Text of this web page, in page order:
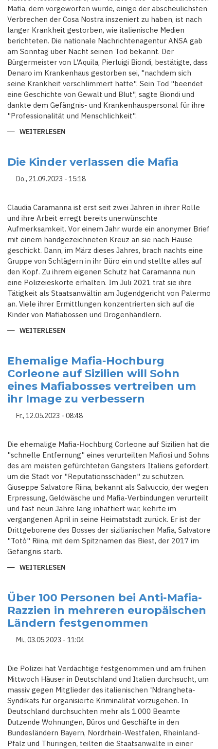
Mafia, dem vorgeworfen wurde, einige der abscheulichsten
Verbrechen der Cosa Nostra inszeniert zu haben, ist nach
langer Krankheit gestorben, wie italienische Medien
berichteten. Die nationale Nachrichtenagentur ANSA gab
am Sonntag über Nacht seinen Tod bekannt. Der
Bürgermeister von L'Aquila, Pierluigi Biondi, bestätigte, dass
Denaro im Krankenhaus gestorben sei, "nachdem sich
seine Krankheit verschlimmert hatte". Sein Tod "beendet
eine Geschichte von Gewalt und Blut", sagte Biondi und
dankte dem Gefängnis- und Krankenhauspersonal für ihre
"Professionalität und Menschlichkeit".
WEITERLESEN
SIZILIANISCHEN
MAFIA
LANGER
Die Kinder verlassen die Mafia
Do., 21.09.2023 - 15:18
Claudia Caramanna ist erst seit zwei Jahren in ihrer Rolle
und ihre Arbeit erregt bereits unerwünschte
Aufmerksamkeit. Vor einem Jahr wurde ein anonymer Brief
mit einem handgezeichneten Kreuz an sie nach Hause
geschickt. Dann, im März dieses Jahres, brach nachts eine
Gruppe von Schlägern in ihr Büro ein und stellte alles auf
den Kopf. Zu ihrem eigenen Schutz hat Caramanna nun
eine Polizeieskorte erhalten. Im Juli 2021 trat sie ihre
Tätigkeit als Staatsanwältin am Jugendgericht von Palermo
an. Viele ihrer Ermittlungen konzentrierten sich auf die
Kinder von Mafiabossen und Drogenhändlern.
WEITERLESEN
DIE
MAFIA
Ehemalige Mafia-Hochburg
Corleone auf Sizilien will Sohn
eines Mafiabosses vertreiben um
ihr Image zu verbessern
Fr., 12.05.2023 - 08:48
Die ehemalige Mafia-Hochburg Corleone auf Sizilien hat die
"schnelle Entfernung" eines verurteilten Mafiosi und Sohns
des am meisten gefürchteten Gangsters Italiens gefordert,
um die Stadt vor "Reputationsschäden" zu schützen.
Giuseppe Salvatore Riina, bekannt als Salvuccio, der wegen
Erpressung, Geldwäsche und Mafia-Verbindungen verurteilt
und fast neun Jahre lang inhaftiert war, kehrte im
vergangenen April in seine Heimatstadt zurück. Er ist der
Drittgeborene des Bosses der sizilianischen Mafia, Salvatore
"Totò" Riina, mit dem Spitznamen das Biest, der 2017 im
Gefängnis starb.
WEITERLESEN
CORLEONE
AUF
SIZILIEN
WILL
SOHN
EINES
MAFIABOSSES
VERTREIBEN
ZU
VERBESSERN
Über 100 Personen bei Anti-Mafia-
Razzien in mehreren europäischen
Ländern festgenommen
Mi., 03.05.2023 - 11:04
Die Polizei hat Verdächtige festgenommen und am frühen
Mittwoch Häuser in Deutschland und Italien durchsucht, um
massiv gegen Mitglieder des italienischen 'Ndrangheta-
Syndikats für organisierte Kriminalität vorzugehen. In
Deutschland durchsuchten mehr als 1.000 Beamte
Dutzende Wohnungen, Büros und Geschäfte in den
Bundesländern Bayern, Nordrhein-Westfalen, Rheinland-
Pfalz und Thüringen, teilten die Staatsanwälte in einer